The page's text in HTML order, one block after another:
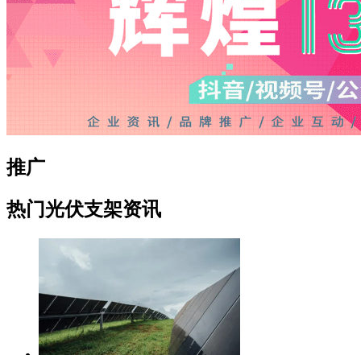
推广
热门光伏支架资讯